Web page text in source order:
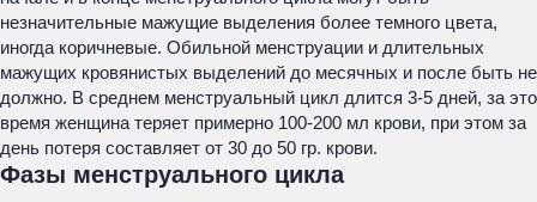
незначительные мажущие выделения более темного цвета,
иногда коричневые. Обильной менструации и длительных
мажущих кровянистых выделений до месячных и после быть не
должно. В среднем менструальный цикл длится 3-5 дней, за это
время женщина теряет примерно 100-200 мл крови, при этом за
день потеря составляет от 30 до 50 гр. крови.
Фазы менструального цикла